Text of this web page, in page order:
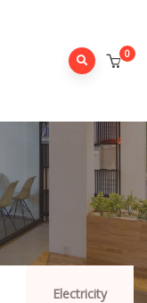
0
Electricity